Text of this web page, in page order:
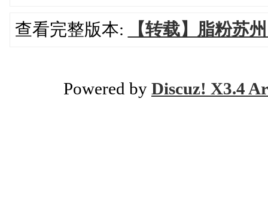
查看完整版本: 【转载】脂粉苏
Powered by Discuz! X3.4